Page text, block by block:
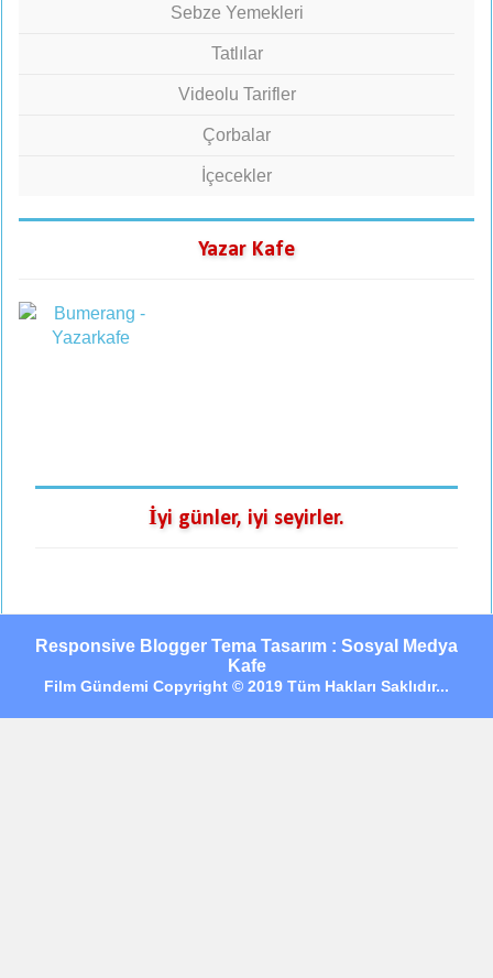
Sebze Yemekleri
Tatlılar
Videolu Tarifler
Çorbalar
İçecekler
Yazar Kafe
İyi günler, iyi seyirler.
Responsive Blogger Tema Tasarım : Sosyal Medya
Kafe
Film Gündemi Copyright © 2019 Tüm Hakları Saklıdır...